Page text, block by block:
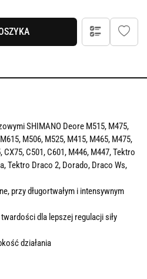
SHIMANO Deore M515, M475,
M506, M525, M415, M465, M475,
C501, C601, M446, M447, Tektro
Tektro Draco 2, Dorado, Draco Ws,
przy długortwałym i intensywnym
dla lepszej regulacji siły
działania